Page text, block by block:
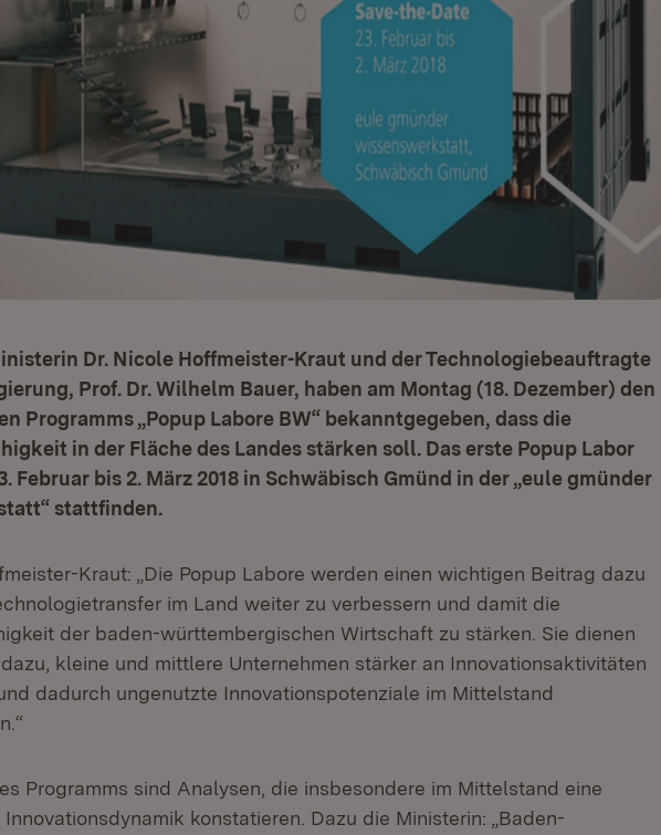
Dr. Nicole Hoffmeister-Kraut und der Technologiebeauftragte
Prof. Dr. Wilhelm Bauer, haben am Montag (18. Dezember) den
Programms „Popup Labore BW“ bekanntgegeben, dass die
in der Fläche des Landes stärken soll. Das erste Popup Labor
Februar bis 2. März 2018 in Schwäbisch Gmünd in der „eule gmünder
stattfinden.
Kraut: „Die Popup Labore werden einen wichtigen Beitrag dazu
im Land weiter zu verbessern und damit die
der baden-württembergischen Wirtschaft zu stärken. Sie dienen
kleine und mittlere Unternehmen stärker an Innovationsaktivitäten
dadurch ungenutzte Innovationspotenziale im Mittelstand
Programms sind Analysen, die insbesondere im Mittelstand eine
konstatieren. Dazu die Ministerin: „Baden-